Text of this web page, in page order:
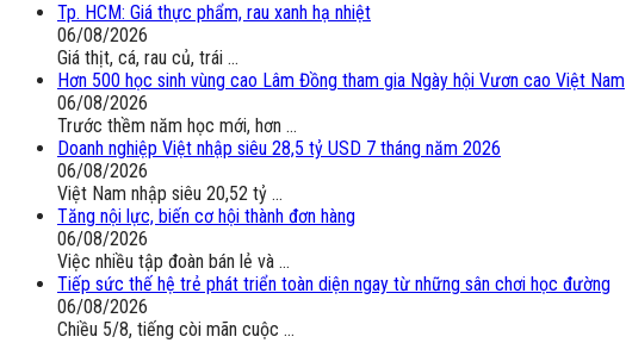
Tp. HCM: Giá thực phẩm, rau xanh hạ nhiệt
06/08/2026
Giá thịt, cá, rau củ, trái ...
Hơn 500 học sinh vùng cao Lâm Đồng tham gia Ngày hội Vươn cao Việt Nam
06/08/2026
Trước thềm năm học mới, hơn ...
Doanh nghiệp Việt nhập siêu 28,5 tỷ USD 7 tháng năm 2026
06/08/2026
Việt Nam nhập siêu 20,52 tỷ ...
Tăng nội lực, biến cơ hội thành đơn hàng
06/08/2026
Việc nhiều tập đoàn bán lẻ và ...
Tiếp sức thế hệ trẻ phát triển toàn diện ngay từ những sân chơi học đường
06/08/2026
Chiều 5/8, tiếng còi mãn cuộc ...